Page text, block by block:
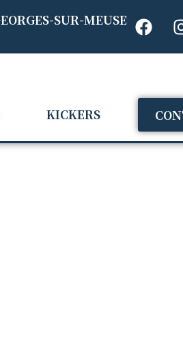
SUR-MEUSE
KICKERS